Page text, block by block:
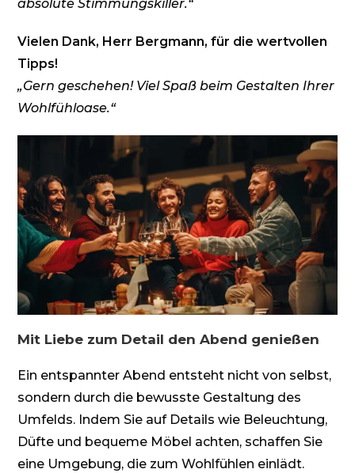
absolute Stimmungskiller.“
Vielen Dank, Herr Bergmann, für die wertvollen
Tipps!
„Gern geschehen! Viel Spaß beim Gestalten Ihrer
Wohlfühloase.“
Mit Liebe zum Detail den Abend genießen
Ein entspannter Abend entsteht nicht von selbst,
sondern durch die bewusste Gestaltung des
Umfelds. Indem Sie auf Details wie Beleuchtung,
Düfte und bequeme Möbel achten, schaffen Sie
eine Umgebung, die zum Wohlfühlen einlädt.